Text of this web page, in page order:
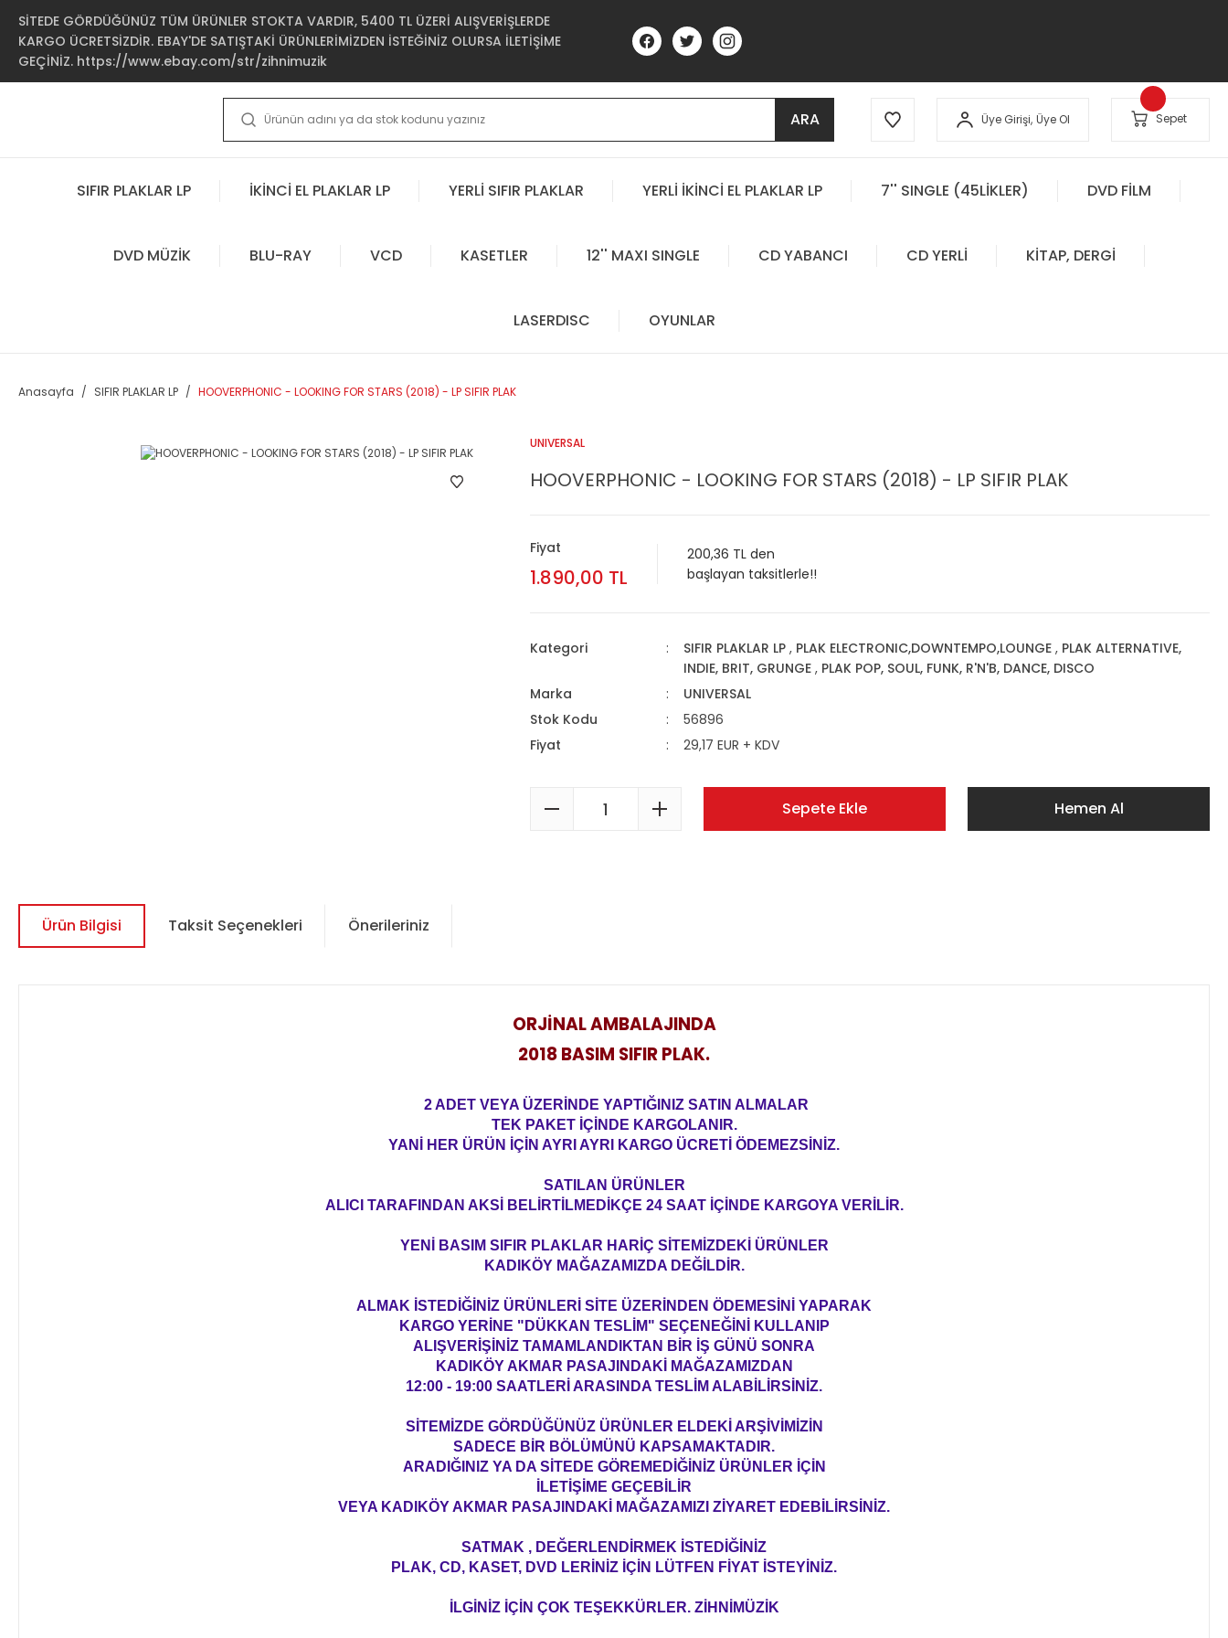
SİTEDE GÖRDÜĞÜNÜZ TÜM ÜRÜNLER STOKTA VARDIR, 5400 TL ÜZERİ ALIŞVERİŞLERDE
KARGO ÜCRETSİZDİR. EBAY'DE SATIŞTAKİ ÜRÜNLERİMİZDEN İSTEĞİNİZ OLURSA İLETİŞİME
GEÇİNİZ. https://www.ebay.com/str/zihnimuzik
ARA Üye Girişi, Üye Ol Sepet
SIFIR PLAKLAR LP İKİNCİ EL PLAKLAR LP YERLİ SIFIR PLAKLAR YERLİ İKİNCİ EL PLAKLAR LP 7'' SINGLE (45LİKLER) DVD FİLM
DVD MÜZİK BLU-RAY VCD KASETLER 12'' MAXI SINGLE CD YABANCI CD YERLİ KİTAP, DERGİ
LASERDISC OYUNLAR
Anasayfa SIFIR PLAKLAR LP HOOVERPHONIC - LOOKING FOR STARS (2018) - LP SIFIR PLAK
UNIVERSAL
HOOVERPHONIC - LOOKING FOR STARS (2018) - LP SIFIR PLAK
Fiyat
1.890,00 TL
200,36 TL den
başlayan taksitlerle!!
Kategori SIFIR PLAKLAR LP , PLAK ELECTRONIC,DOWNTEMPO,LOUNGE , PLAK ALTERNATIVE,
INDIE, BRIT, GRUNGE , PLAK POP, SOUL, FUNK, R'N'B, DANCE, DISCO
Marka
UNIVERSAL
Stok Kodu
56896
Fiyat
29,17 EUR + KDV
Sepete Ekle Hemen Al
Ürün Bilgisi Taksit Seçenekleri Önerileriniz
ORJİNAL AMBALAJINDA
2018 BASIM SIFIR PLAK.
2 ADET VEYA ÜZERİNDE YAPTIĞINIZ SATIN ALMALAR
TEK PAKET İÇİNDE KARGOLANIR.
YANİ HER ÜRÜN İÇİN AYRI AYRI KARGO ÜCRETİ ÖDEMEZSİNİZ.
SATILAN ÜRÜNLER
ALICI TARAFINDAN AKSİ BELİRTİLMEDİKÇE 24 SAAT İÇİNDE KARGOYA VERİLİR.
YENİ BASIM SIFIR PLAKLAR HARİÇ SİTEMİZDEKİ ÜRÜNLER
KADIKÖY MAĞAZAMIZDA DEĞİLDİR.
ALMAK İSTEDİĞİNİZ ÜRÜNLERİ SİTE ÜZERİNDEN ÖDEMESİNİ YAPARAK
KARGO YERİNE "DÜKKAN TESLİM" SEÇENEĞİNİ KULLANIP
ALIŞVERİŞİNİZ TAMAMLANDIKTAN BİR İŞ GÜNÜ SONRA
KADIKÖY AKMAR PASAJINDAKİ MAĞAZAMIZDAN
12:00 - 19:00 SAATLERİ ARASINDA TESLİM ALABİLİRSİNİZ.
SİTEMİZDE GÖRDÜĞÜNÜZ ÜRÜNLER ELDEKİ ARŞİVİMİZİN
SADECE BİR BÖLÜMÜNÜ KAPSAMAKTADIR.
ARADIĞINIZ YA DA SİTEDE GÖREMEDİĞİNİZ ÜRÜNLER İÇİN
İLETİŞİME GEÇEBİLİR
VEYA KADIKÖY AKMAR PASAJINDAKİ MAĞAZAMIZI ZİYARET EDEBİLİRSİNİZ.
SATMAK , DEĞERLENDİRMEK İSTEDİĞİNİZ
PLAK, CD, KASET, DVD LERİNİZ İÇİN LÜTFEN FİYAT İSTEYİNİZ.
İLGİNİZ İÇİN ÇOK TEŞEKKÜRLER. ZİHNİMÜZİK